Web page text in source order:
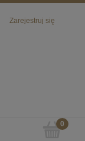
Zarejestruj się